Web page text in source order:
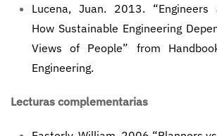
Lucena, Juan. 2013. “Engineers
How Sustainable Engineering
Views of People” from
Engineering.
Lecturas complementarias